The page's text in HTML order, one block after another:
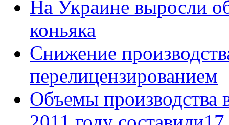
На Украине выросли
коньяка
Снижение
перелицензированием
Объемы производства